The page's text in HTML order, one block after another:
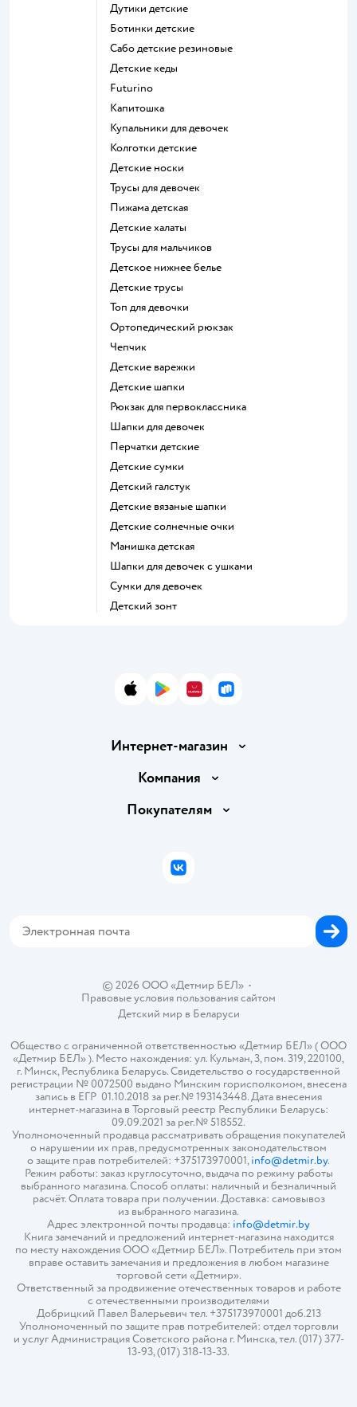
Дутики детские
Ботинки детские
Сабо детские резиновые
Детские кеды
Futurino
Капитошка
Купальники для девочек
Колготки детские
Детские носки
Трусы для девочек
Пижама детская
Детские халаты
Трусы для мальчиков
Детское нижнее белье
Детские трусы
Топ для девочки
Ортопедический рюкзак
Чепчик
Детские варежки
Детские шапки
Рюкзак для первоклассника
Шапки для девочек
Перчатки детские
Детские сумки
Детский галстук
Детские вязаные шапки
Детские солнечные очки
Манишка детская
Шапки для девочек с ушками
Сумки для девочек
Детский зонт
App StoreGoogle Play
AppGallery
RuStore
Интернет-магазин
Доставка и оплата
Правила продажи
Политика использования файлов cookie
Компания
Вакансии
Покупателям
Бонусные карты
© 2026 ООО «Детмир БЕЛ»•
Правовые условия пользования сайтом
Детский мир в Беларуси
Общество с ограниченной ответственностью «Детмир БЕЛ» ( ООО
«Детмир БЕЛ» ). Место нахождения: ул. Кульман, 3, пом. 319, 220100,
г. Минск, Республика Беларусь. Свидетельство о государственной
регистрации № 0072500 выдано Минским горисполкомом, внесена
запись в ЕГР 01.10.2018 за рег.№ 193143448. Дата внесения
интернет-магазина в Торговый реестр Республики Беларусь:
09.09.2021 за рег.№ 518552.
Уполномоченный продавца рассматривать обращения покупателей
о нарушении их прав, предусмотренных законодательством
о защите прав потребителей: +375173970001,info@detmir.by.
Режим работы: заказ круглосуточно, выдача по режиму работы
выбранного магазина. Способ оплаты: наличный и безналичный
расчёт. Оплата товара при получении. Доставка: самовывоз
из выбранного магазина.
Адрес электронной почты продавца: info@detmir.by
Книга замечаний и предложений интернет-магазина находится
по месту нахождения ООО «Детмир БЕЛ». Потребитель при этом
вправе оставить замечания и предложения в любом магазине
торговой сети «Детмир».
Ответственный за продвижение отечественных товаров и работе
с отечественными производителями
Добрицкий Павел Валерьевич тел. +375173970001 доб.213
Уполномоченный по защите прав потребителей: отдел торговли
и услуг Администрация Советского района г. Минска, тел. (017) 377-
13-93, (017) 318-13-33.
ВКонтакте